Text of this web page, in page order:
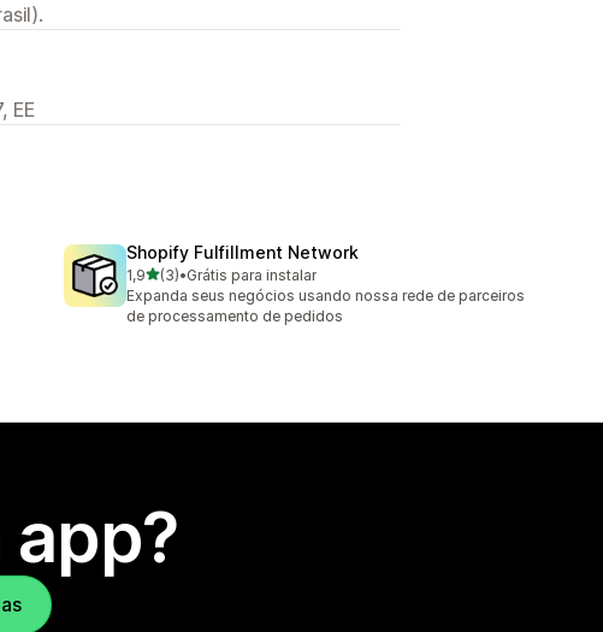
EE
Shopify Fulfillment Network
1,9de 5 estrelas
(3)
3 avaliações ao todo
•Grátis para instalar
Expanda seus negócios usando nossa rede de parceiros
de processamento de pedidos